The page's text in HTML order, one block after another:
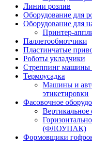
Линии розлив
Оборудование для
Оборудование для
Принтер-
Паллетообмотчики
Пластинчатые
Роботы укладчики
Стреппинг машины
Термоусадка
Машины и
этикетировки
Фасовочное
Вертикальное
(ФЛОУПАК)
Формовщики